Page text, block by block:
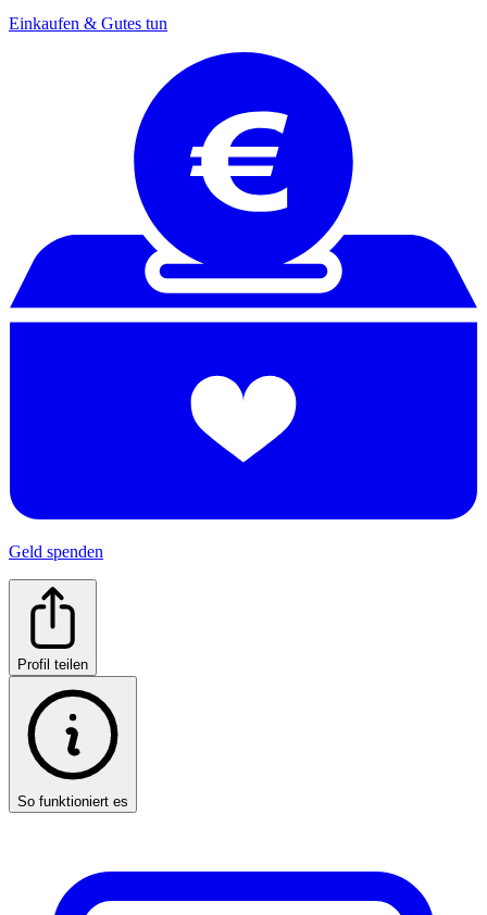
Einkaufen & Gutes tun
Geld spenden
Profil teilen
So funktioniert es